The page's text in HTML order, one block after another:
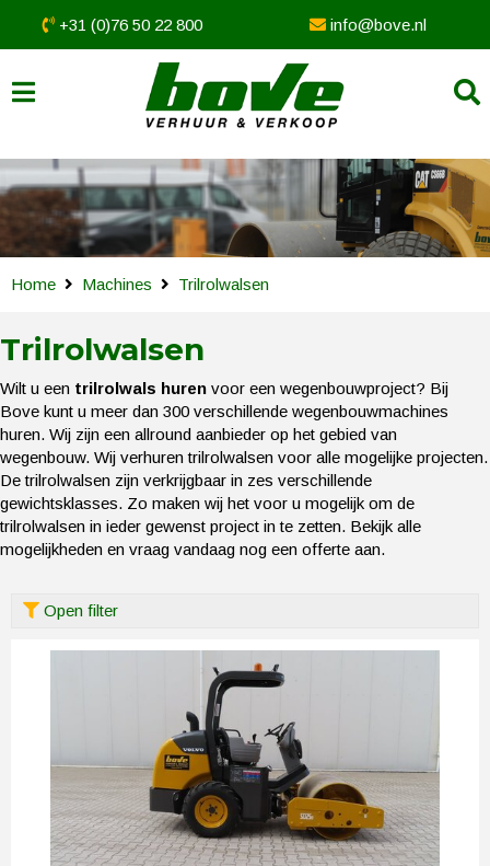
+31 (0)76 50 22 800 info@bove.nl
Home Machines Trilrolwalsen
Trilrolwalsen
Wilt u een trilrolwals huren voor een wegenbouwproject? Bij
Bove kunt u meer dan 300 verschillende wegenbouwmachines
huren. Wij zijn een allround aanbieder op het gebied van
wegenbouw. Wij verhuren trilrolwalsen voor alle mogelijke projecten.
De trilrolwalsen zijn verkrijgbaar in zes verschillende
gewichtsklasses. Zo maken wij het voor u mogelijk om de
trilrolwalsen in ieder gewenst project in te zetten. Bekijk alle
mogelijkheden en vraag vandaag nog een offerte aan.
Open filter